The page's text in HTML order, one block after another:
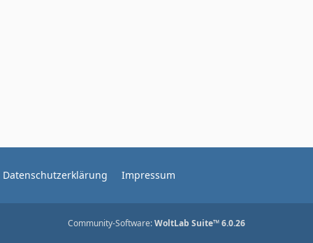
Datenschutzerklärung Impressum
Community-Software:WoltLab Suite™ 6.0.26